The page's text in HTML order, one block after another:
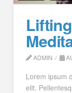
ADMIN
Lorem ipsum
elit.